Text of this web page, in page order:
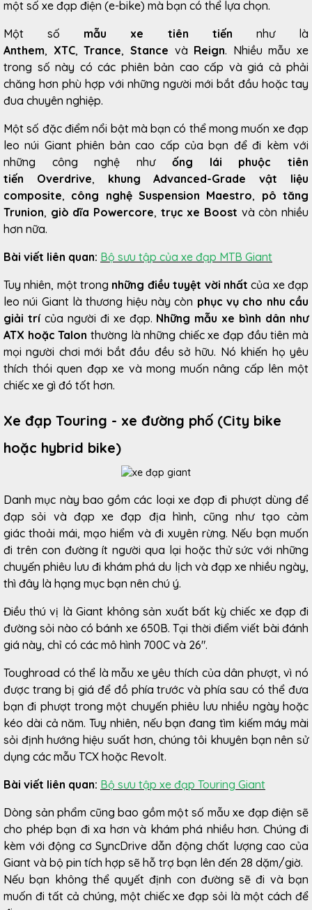
một số xe đạp điện (e-bike) mà bạn có thể lựa chọn.
Một số mẫu xe tiên tiến như là
Anthem, XTC,Trance, Stance và Reign. Nhiều mẫu xe
trong số này có các phiên bản cao cấp và giá cả phải
chăng hơn phù hợp với những người mới bắt đầu hoặc tay
đua chuyên nghiệp.
Một số đặc điểm nổi bật mà bạn có thể mong muốn xe đạp
leo núi Giant phiên bản cao cấp của bạn để đi kèm với
những công nghệ như ống lái phuộc tiên
tiến Overdrive, khung Advanced-Grade vật liệu
composite, công nghệ Suspension Maestro, pô tăng
Trunion, giò dĩa Powercore, trục xe Boost và còn nhiều
hơn nữa.
Bài viết liên quan: Bộ sưu tập của xe đạp MTB Giant
Tuy nhiên, một trong những điều tuyệt vời nhất của xe đạp
leo núi Giant là thương hiệu này còn phục vụ cho nhu cầu
giải trí của người đi xe đạp. Những mẫu xe bình dân như
ATX hoặc Talon thường là những chiếc xe đạp đầu tiên mà
mọi người chơi mới bắt đầu đều sở hữu. Nó khiến họ yêu
thích thói quen đạp xe và mong muốn nâng cấp lên một
chiếc xe gì đó tốt hơn.
Xe đạp Touring - xe đường phố (City bike
hoặc hybrid bike)
Danh mục này bao gồm các loại xe đạp đi phượt dùng để
đạp sỏi và đạp xe đạp địa hình, cũng như tạo cảm
giác thoải mái, mạo hiểm và đi xuyên rừng. Nếu bạn muốn
đi trên con đường ít người qua lại hoặc thử sức với những
chuyến phiêu lưu đi khám phá du lịch và đạp xe nhiều ngày,
thì đây là hạng mục bạn nên chú ý.
Điều thú vị là Giant không sản xuất bất kỳ chiếc xe đạp đi
đường sỏi nào có bánh xe 650B. Tại thời điểm viết bài đánh
giá này, chỉ có các mô hình 700C và 26″.
Toughroad có thể là mẫu xe yêu thích của dân phượt, vì nó
được trang bị giá để đồ phía trước và phía sau có thể đưa
bạn đi phượt trong một chuyến phiêu lưu nhiều ngày hoặc
kéo dài cả năm. Tuy nhiên, nếu bạn đang tìm kiếm máy mài
sỏi định hướng hiệu suất hơn, chúng tôi khuyên bạn nên sử
dụng các mẫu TCX hoặc Revolt.
Bài viết liên quan: Bộ sưu tập xe đạp Touring Giant
Dòng sản phẩm cũng bao gồm một số mẫu xe đạp điện sẽ
cho phép bạn đi xa hơn và khám phá nhiều hơn. Chúng đi
kèm với động cơ SyncDrive dẫn động chất lượng cao của
Giant và bộ pin tích hợp sẽ hỗ trợ bạn lên đến 28 dặm/giờ.
Nếu bạn không thể quyết định con đường sẽ đi và bạn
muốn đi tất cả chúng, một chiếc xe đạp sỏi là một cách để